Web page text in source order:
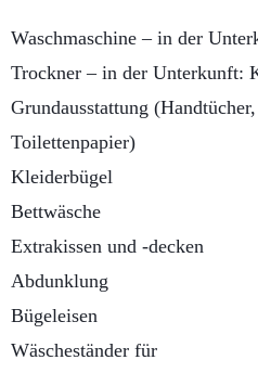
Waschmaschine – in der
Trockner – in der Unterkunft:
Grundausstattung
Toilettenpapier)
Kleiderbügel
Bettwäsche
Extrakissen und -decken
Abdunklung
Bügeleisen
Wäscheständer für